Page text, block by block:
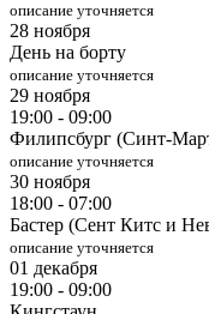
описание уточняется
28 ноября
День на борту
описание уточняется
29 ноября
19:00 - 09:00
Филипсбург (Синт-
описание уточняется
30 ноября
18:00 - 07:00
Бастер (Сент Китс и
описание уточняется
01 декабря
19:00 - 09:00